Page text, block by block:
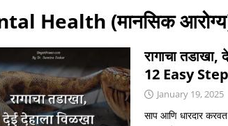
Health (मानसिक
रागाचा
12 Easy
January 19, 2025
साप आणि धारदार